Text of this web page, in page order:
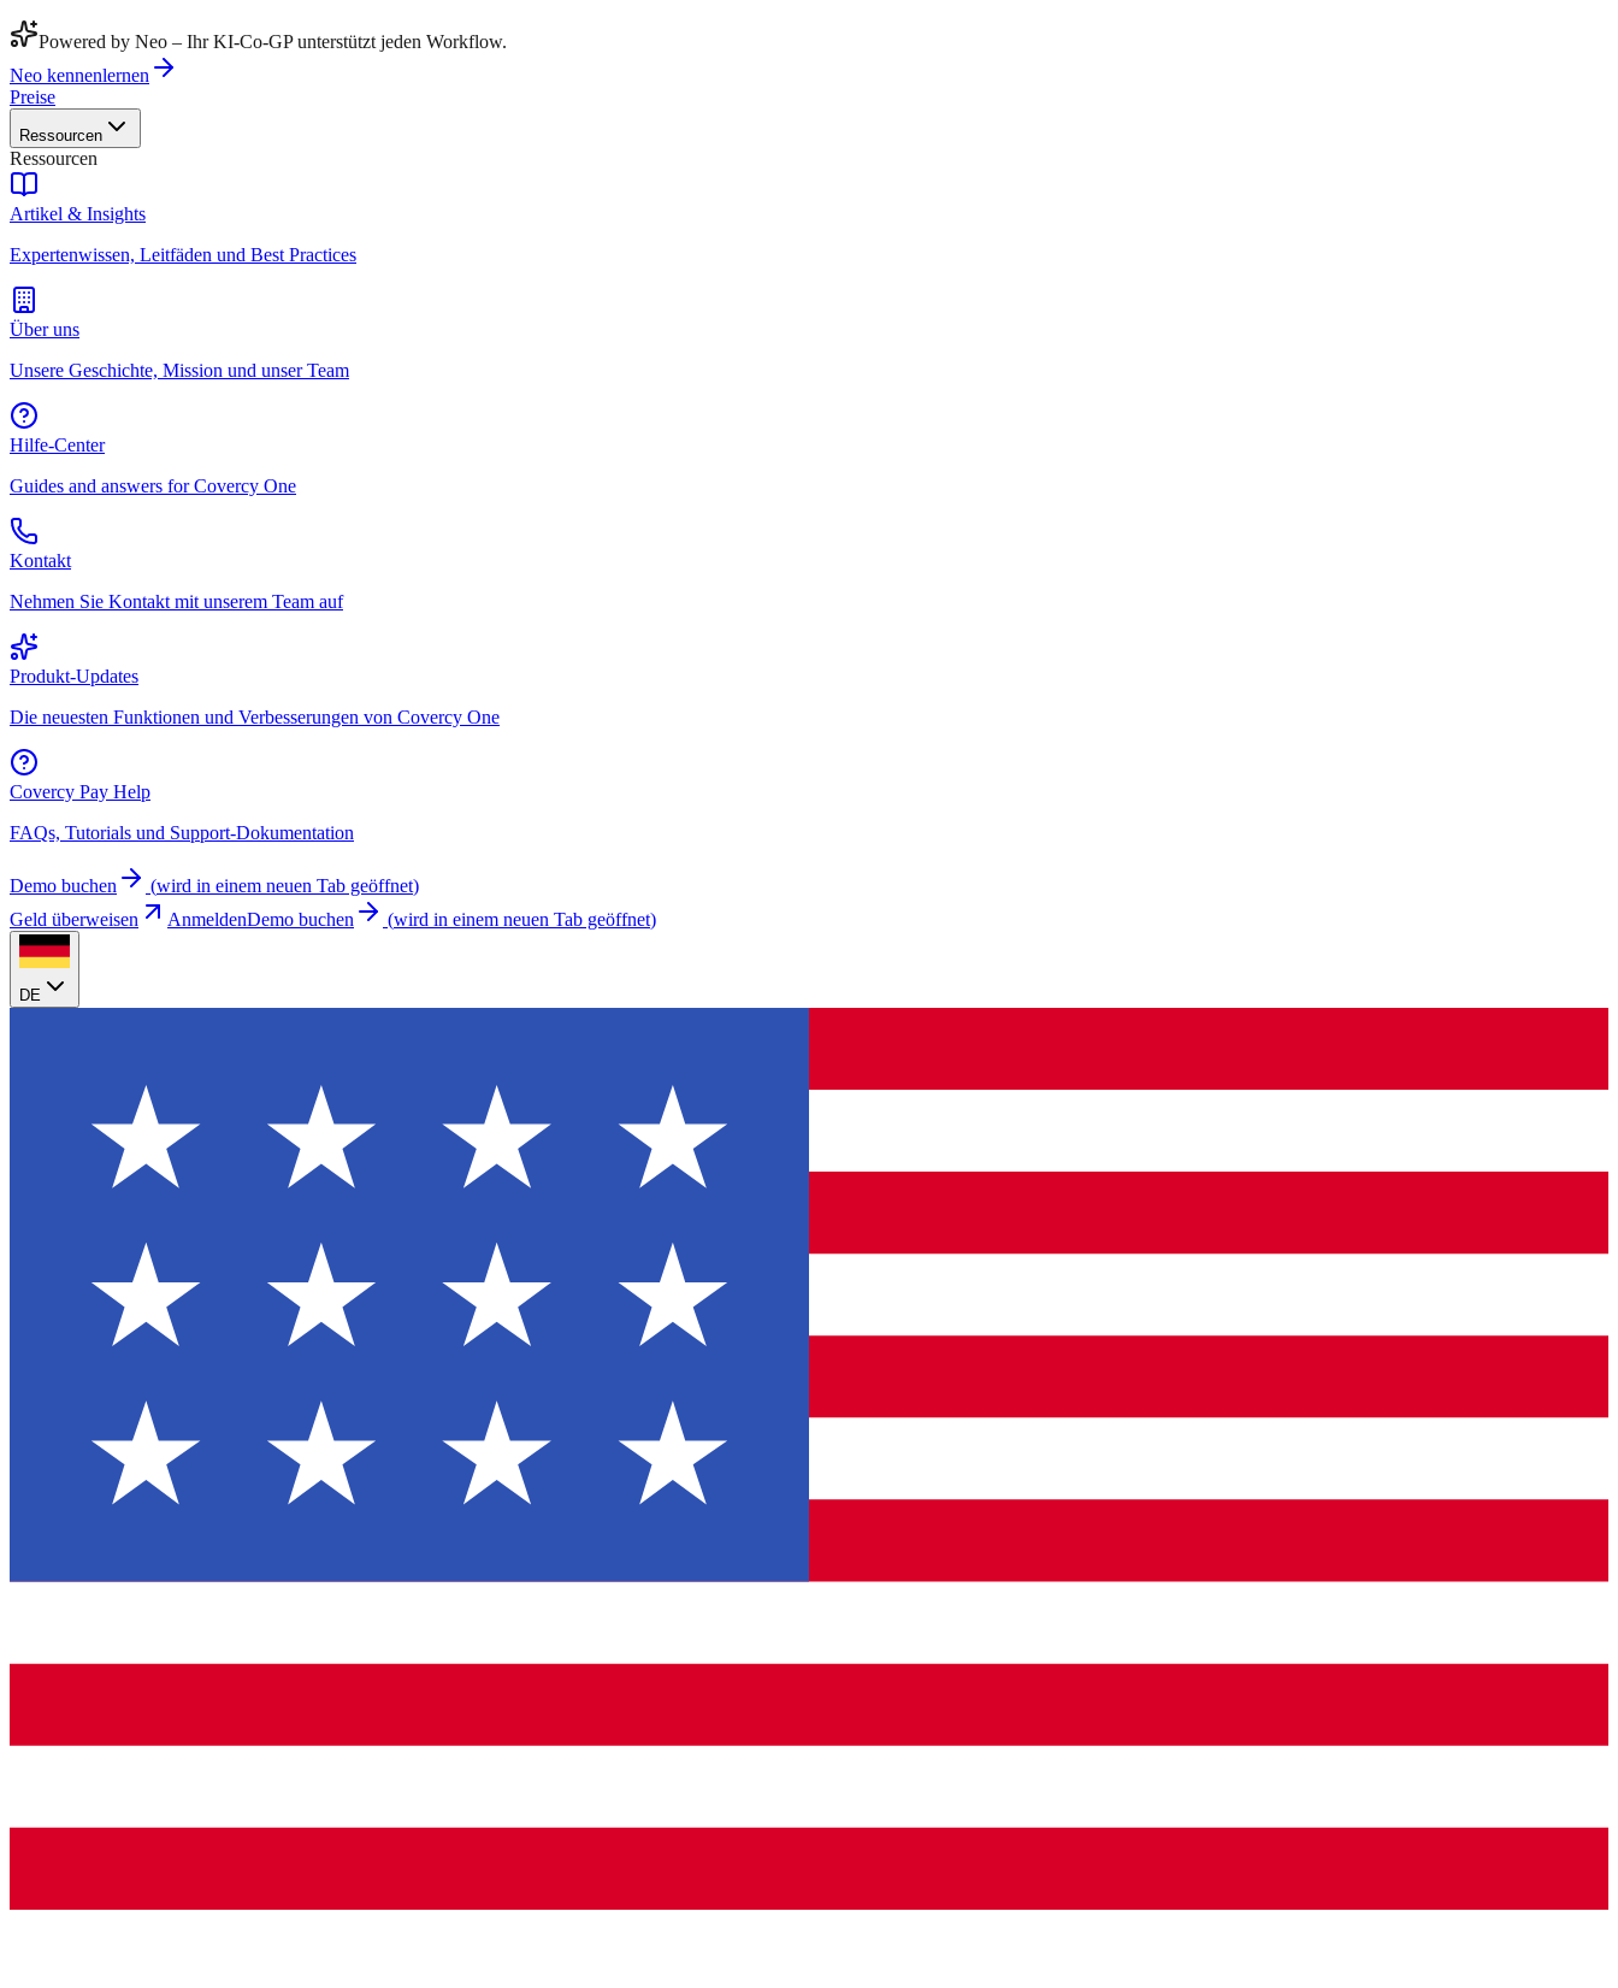
Powered by Neo – Ihr KI-Co-GP unterstützt jeden Workflow.
Neo kennenlernen
Preise
Ressourcen
Ressourcen
Artikel & Insights
Expertenwissen, Leitfäden und Best Practices
Über uns
Unsere Geschichte, Mission und unser Team
Hilfe-Center
Guides and answers for Covercy One
Kontakt
Nehmen Sie Kontakt mit unserem Team auf
Produkt-Updates
Die neuesten Funktionen und Verbesserungen von Covercy One
Covercy Pay Help
FAQs, Tutorials und Support-Dokumentation
Demo buchen (wird in einem neuen Tab geöffnet)
Geld überweisen
AnmeldenDemo buchen (wird in einem neuen Tab geöffnet)
DE